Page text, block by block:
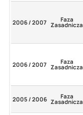
2006 / 2007 Faza
Zasadnicza
2006 / 2007 Faza
Zasadnicza
2005 / 2006 Faza
Zasadnicza